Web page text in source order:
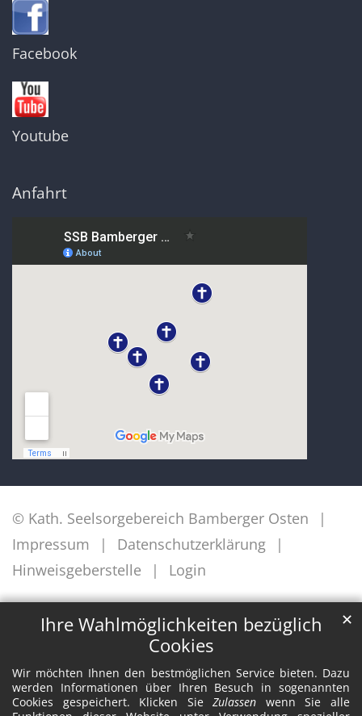
Ihre Wahlmöglichkeiten bezüglich
Cookies
Wir möchten Ihnen den bestmöglichen Service bieten. Dazu
werden Informationen über Ihren Besuch in sogenannten
Cookies gespeichert. Klicken SieZulassen wenn Sie alle
✕
Facebook
Youtube
Anfahrt
© Kath. Seelsorgebereich Bamberger Osten
Impressum
Datenschutzerklärung
Hinweisgeberstelle
Login